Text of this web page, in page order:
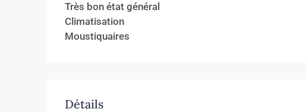
Très bon état général
Climatisation
Moustiquaires
Détails